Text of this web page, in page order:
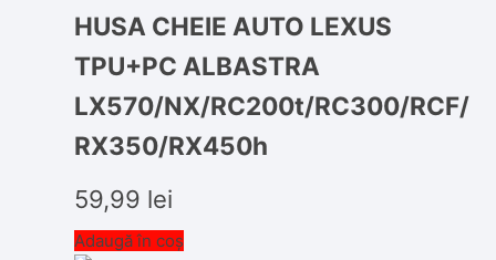
HUSA CHEIE AUTO LEXUS
TPU+PC ALBASTRA
LX570/NX/RC200t/RC300/RCF/
RX350/RX450h
59,99 lei
Adaugă în coș